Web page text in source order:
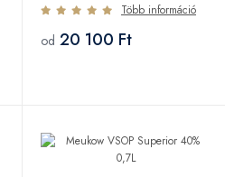
Több információ
od 20 100 Ft